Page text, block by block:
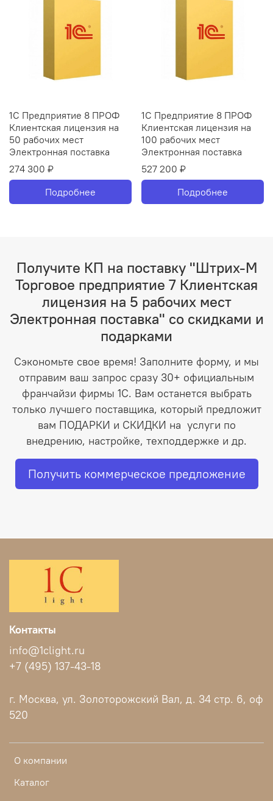
1С Предприятие 8 ПРОФ
Клиентская лицензия на
50 рабочих мест
Электронная поставка
274 300 ₽
Подробнее
1С Предприятие 8 ПРОФ
Клиентская лицензия на
100 рабочих мест
Электронная поставка
527 200 ₽
Подробнее
Получите КП на поставку "Штрих-М
Торговое предприятие 7 Клиентская
лицензия на 5 рабочих мест
Электронная поставка" со скидками и
подарками
Сэкономьте свое время! Заполните форму, и мы
отправим ваш запрос сразу 30+ официальным
франчайзи фирмы 1С. Вам останется выбрать
только лучшего поставщика, который предложит
вам ПОДАРКИ и СКИДКИ на услуги по
внедрению, настройке, техподдержке и др.
Получить коммерческое предложение
О компании
Каталог
Контакты
info@1clight.ru
+7 (495) 137-43-18
г. Москва, ул. Золоторожский Вал, д. 34 стр. 6, оф
520